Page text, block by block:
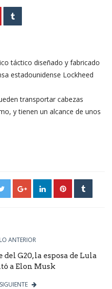
táctico diseñado y fabricado
estadounidense Lockheed
transportar cabezas
y tienen un alcance de unos
ANTERIOR
G20, la esposa de Lula
a Elon Musk